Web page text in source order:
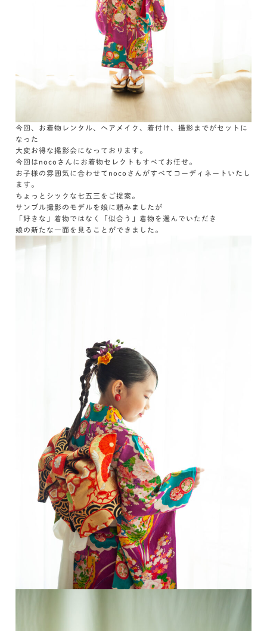
今回、お着物レンタル、ヘアメイク、着付け、撮影までがセットに
なった
大変お得な撮影会になっております。
今回はnocoさんにお着物セレクトもすべてお任せ。
お子様の雰囲気に合わせてnocoさんがすべてコーディネートいたし
ます。
ちょっとシックな七五三をご提案。
サンプル撮影のモデルを娘に頼みましたが
「好きな」着物ではなく「似合う」着物を選んでいただき
娘の新たな一面を見ることができました。